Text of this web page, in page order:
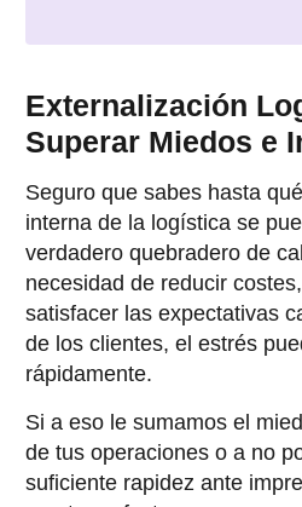
Externalización
Superar Miedos e
Seguro que sabes hasta
interna de la logística se
verdadero quebradero de
necesidad de reducir
satisfacer las expectativas
de los clientes, el estrés
rápidamente.
Si a eso le sumamos el
de tus operaciones o a no
suficiente rapidez ante